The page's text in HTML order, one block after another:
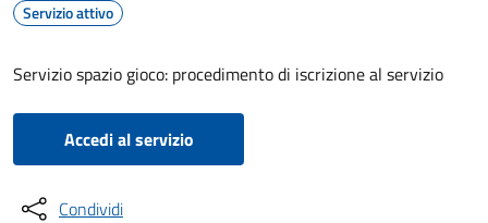
Servizio attivo
Servizio spazio gioco: procedimento di iscrizione al servizio
Accedi al servizio
Condividi